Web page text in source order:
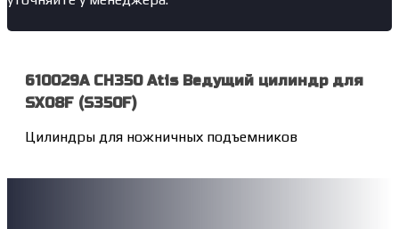
610029A CH350 Atis Ведущий цилиндр для
SX08F (S350F)
Цилиндры для ножничных подъемников